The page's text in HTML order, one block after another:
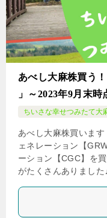
あべし大麻株買う
」～2023年9月末時
ちいさな幸せつみたて大
あべし大麻株買いま
ェネレーション【
ーション【CGC】を
がたくさんありまし